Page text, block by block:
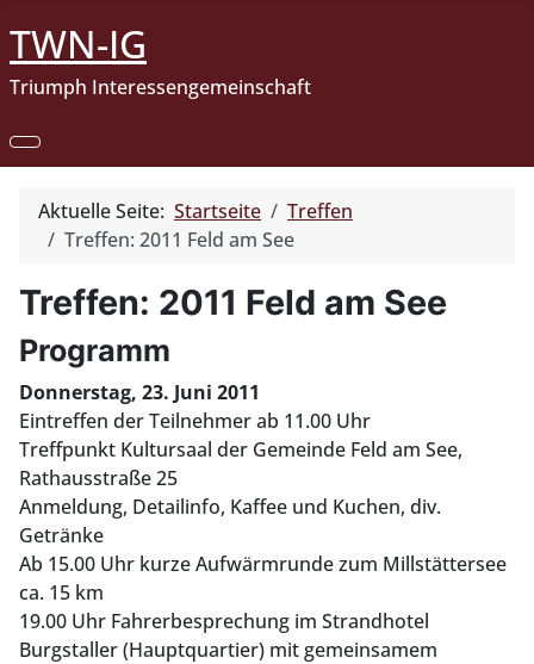
TWN-IG
Triumph Interessengemeinschaft
Aktuelle Seite: Startseite
Treffen
Treffen: 2011 Feld am See
Treffen: 2011 Feld am See
Programm
Donnerstag, 23. Juni 2011
Eintreffen der Teilnehmer ab 11.00 Uhr
Treffpunkt Kultursaal der Gemeinde Feld am See,
Rathausstraße 25
Anmeldung, Detailinfo, Kaffee und Kuchen, div.
Getränke
Ab 15.00 Uhr kurze Aufwärmrunde zum Millstättersee
ca. 15 km
19.00 Uhr Fahrerbesprechung im Strandhotel
Burgstaller (Hauptquartier) mit gemeinsamem